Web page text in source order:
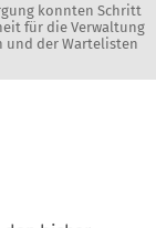
konnten Schritt
für die Verwaltung
und der Wartelisten